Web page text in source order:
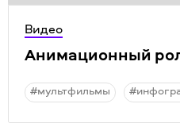
Видео
Анимационный
#мультфильмы